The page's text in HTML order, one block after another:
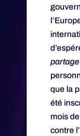
partage
que la
été
mois
contre